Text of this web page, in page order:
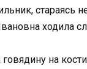
стараясь
ходила
на